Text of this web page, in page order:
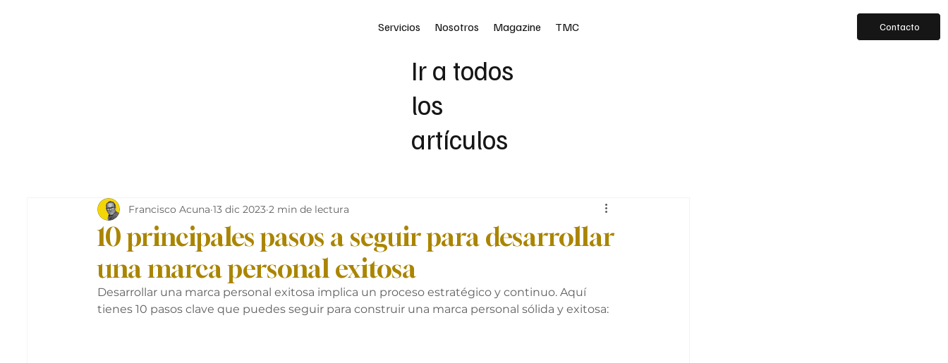
Servicios Nosotros Magazine TMC Contacto
Ir a todos
los
artículos
10 principales pasos a seguir para desarrollar
una marca personal exitosa
Francisco Acuna 13 dic 2023 2 min de lectura
Desarrollar una marca personal exitosa implica un proceso estratégico y continuo. Aquí
tienes 10 pasos clave que puedes seguir para construir una marca personal sólida y exitosa: